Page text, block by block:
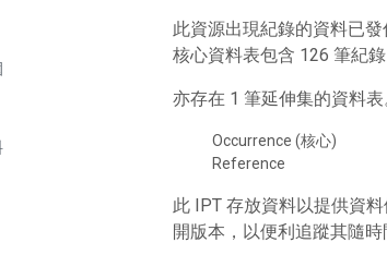
此資源出現紀錄的資料已
核心資料表包含 126 筆紀錄
亦存在 1 筆延伸集的資料
Occurrence (核心)
Reference
此 IPT 存放資料以提供資
開版本，以便利追蹤其隨時